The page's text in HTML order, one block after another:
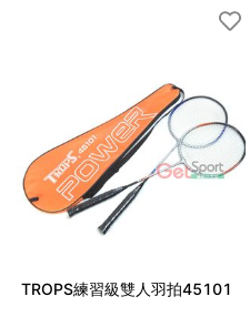
TROPS練習級雙人羽拍45101